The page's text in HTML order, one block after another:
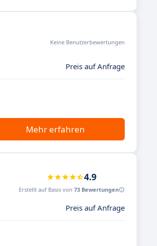
Keine Benutzerbewertungen
Preis auf Anfrage
Mehr erfahren
4.9
Erstellt auf Basis von 73 Bewertungen
Preis auf Anfrage